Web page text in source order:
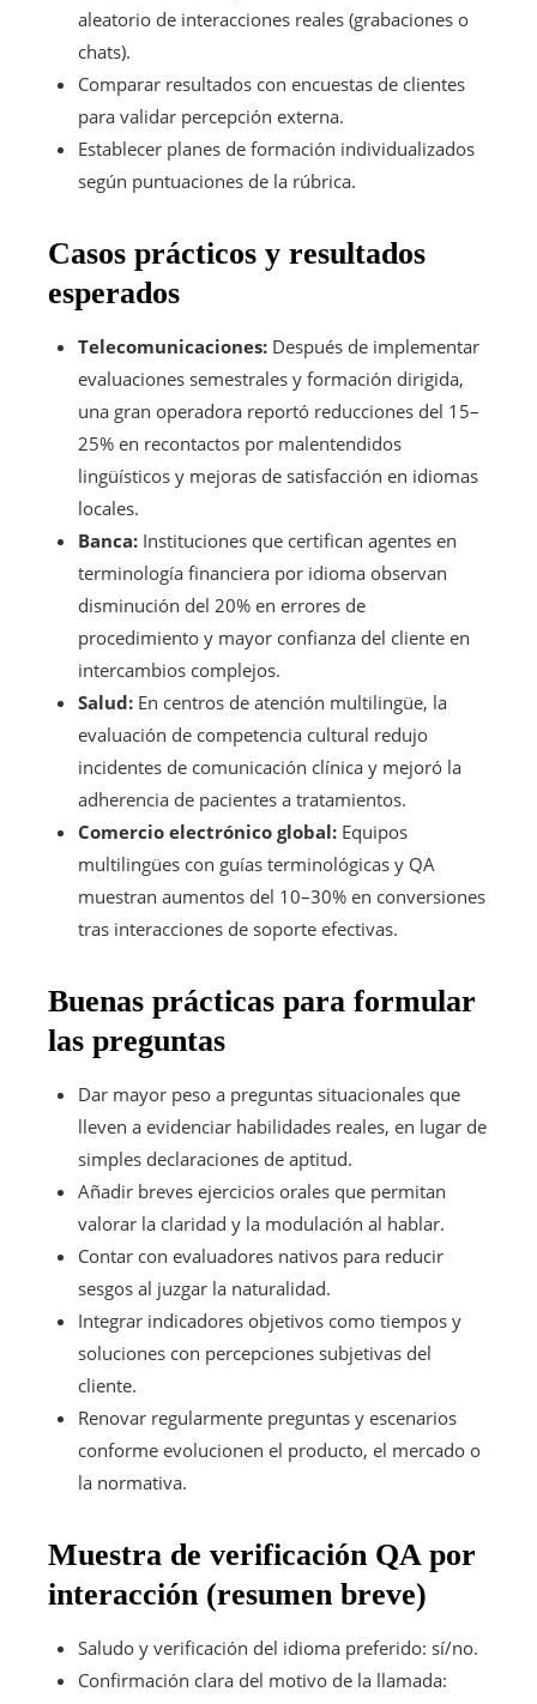
aleatorio de interacciones reales (grabaciones o
chats).
Comparar resultados con encuestas de clientes
para validar percepción externa.
Establecer planes de formación individualizados
según puntuaciones de la rúbrica.
Casos prácticos y resultados
esperados
Telecomunicaciones: Después de implementar
evaluaciones semestrales y formación dirigida,
una gran operadora reportó reducciones del 15–
25% en recontactos por malentendidos
lingüísticos y mejoras de satisfacción en idiomas
locales.
Banca: Instituciones que certifican agentes en
terminología financiera por idioma observan
disminución del 20% en errores de
procedimiento y mayor confianza del cliente en
intercambios complejos.
Salud: En centros de atención multilingüe, la
evaluación de competencia cultural redujo
incidentes de comunicación clínica y mejoró la
adherencia de pacientes a tratamientos.
Comercio electrónico global: Equipos
multilingües con guías terminológicas y QA
muestran aumentos del 10–30% en conversiones
tras interacciones de soporte efectivas.
Buenas prácticas para formular
las preguntas
Dar mayor peso a preguntas situacionales que
lleven a evidenciar habilidades reales, en lugar de
simples declaraciones de aptitud.
Añadir breves ejercicios orales que permitan
valorar la claridad y la modulación al hablar.
Contar con evaluadores nativos para reducir
sesgos al juzgar la naturalidad.
Integrar indicadores objetivos como tiempos y
soluciones con percepciones subjetivas del
cliente.
Renovar regularmente preguntas y escenarios
conforme evolucionen el producto, el mercado o
la normativa.
Muestra de verificación QA por
interacción (resumen breve)
Saludo y verificación del idioma preferido: sí/no.
Confirmación clara del motivo de la llamada: